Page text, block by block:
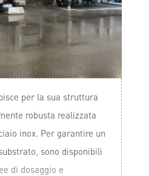
per la sua struttura
robusta realizzata
inox. Per garantire un
sono disponibili
di dosaggio e